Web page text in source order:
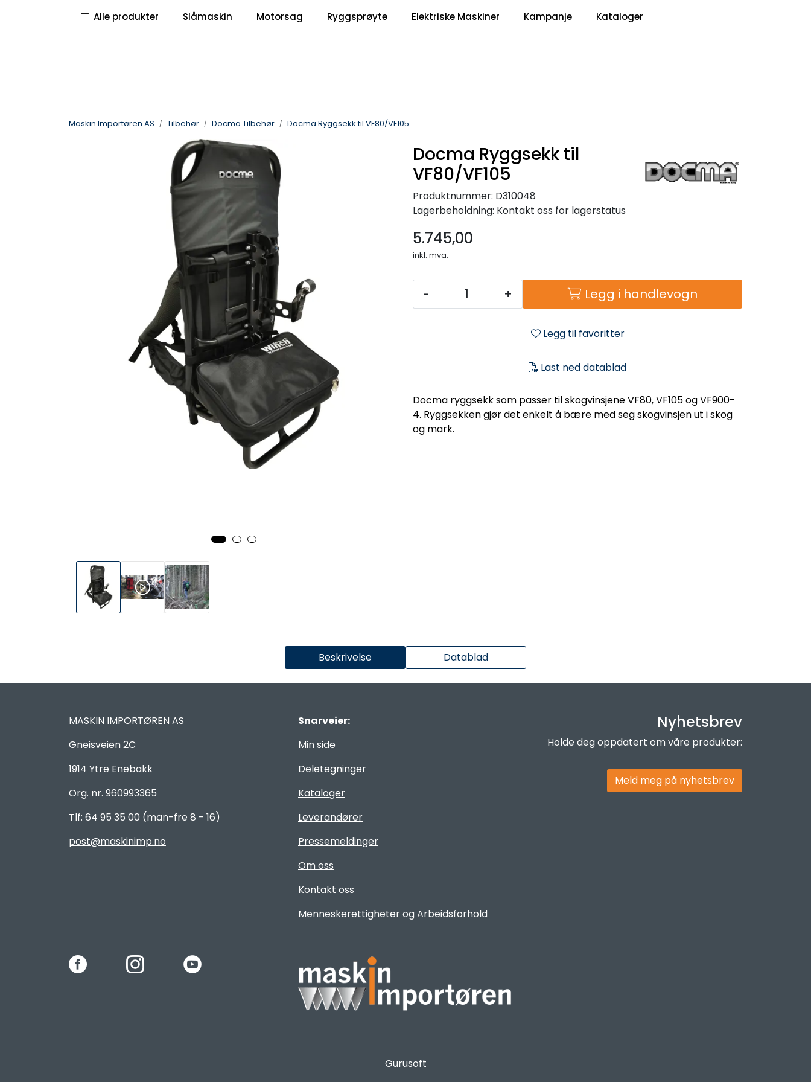
Pressemeldinger Deletegninger Om Oss Kontakt oss Pris Infosenter
Alle produkter Slåmaskin Motorsag Ryggsprøyte Elektriske Maskiner Kampanje Kataloger
Maskin Importøren AS Tilbehør Docma Tilbehør Docma Ryggsekk til VF80/VF105
Docma Ryggsekk til
VF80/VF105
Produktnummer: D310048
Lagerbeholdning: Kontakt oss for lagerstatus
5.745,00
inkl. mva.
- + Legg i handlevogn
Legg til favoritter
Last ned datablad
Docma ryggsekk som passer til skogvinsjene VF80, VF105 og VF900-
4. Ryggsekken gjør det enkelt å bære med seg skogvinsjen ut i skog
og mark.
Beskrivelse Datablad
MASKIN IMPORTØREN AS
Gneisveien 2C
1914 Ytre Enebakk
Org. nr. 960993365
Tlf: 64 95 35 00 (man-fre 8 - 16)
post@maskinimp.no
Snarveier:
Min side
Deletegninger
Kataloger
Leverandører
Pressemeldinger
Om oss
Kontakt oss
Menneskerettigheter og Arbeidsforhold
Nyhetsbrev
Holde deg oppdatert om våre produkter:
Meld meg på nyhetsbrev
Gurusoft